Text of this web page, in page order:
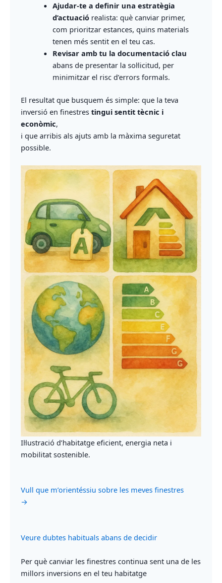
Ajudar-te a definir una estratègia
d’actuaciórealista: què canviar primer,
com prioritzar estances, quins materials
tenen més sentit en el teu cas.
Revisar amb tu la documentació clau
abans de presentar la sol·licitud, per
minimitzar el risc d’errors formals.
El resultat que busquem és simple: que la teva
inversió en finestres tingui sentit tècnic i
econòmic,
i que arribis als ajuts amb la màxima seguretat
possible.
Il·lustració d’habitatge eficient, energia neta i
mobilitat sostenible.
Vull que m’orientéssiu sobre les meves finestres
→
Veure dubtes habituals abans de decidir
Per què canviar les finestres continua sent una de les
millors inversions en el teu habitatge